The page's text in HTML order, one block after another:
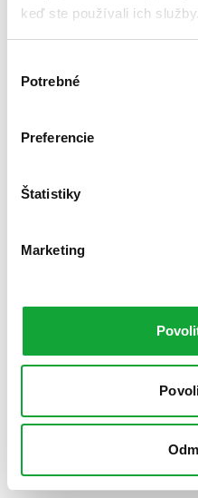
keď ste používali ich služby.
súhlasu
Potrebné
Preferencie
Štatistiky
Marketing